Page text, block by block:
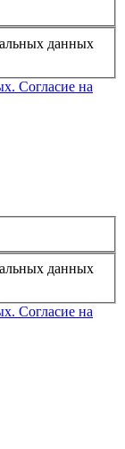
данных
Согласие на
данных
Согласие на